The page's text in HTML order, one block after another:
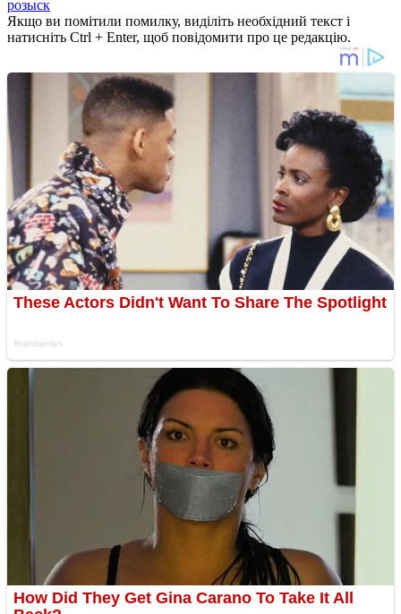
розыск
Якщо ви помітили помилку, виділіть необхідний текст і
натисніть Ctrl + Enter, щоб повідомити про це редакцію.